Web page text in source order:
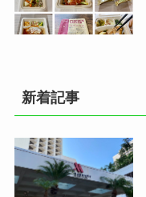
新着記事